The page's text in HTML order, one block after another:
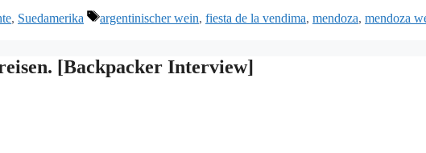
, Suedamerika Schlagwörter
argentinischer wein, fiesta de la vendima, mendoza, mendoza
[Backpacker Interview]